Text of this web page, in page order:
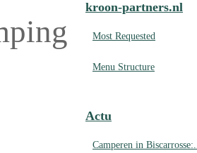
kroon-partners.nl
Most Requested
Menu Structure
Actu
Camperen in Biscarrosse:...